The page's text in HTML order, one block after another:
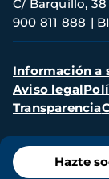
Menú
de
Hazte
C/ Barquillo,
900 811 888
Menú
secundario
Información a
Aviso legal
Transparencia